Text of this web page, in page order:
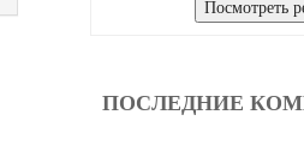
ПОСЛЕДНИЕ